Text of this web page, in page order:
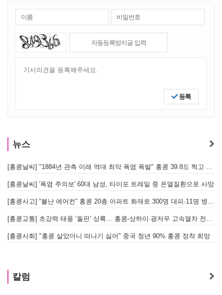
등록
뉴스
[홍콩날씨] "1884년 관측 이래 역대 최악 폭염 폭발" 홍콩 39.8도 찍고 역대 최고 기록 경신
[홍콩날씨] '폭염 주의보' 60대 남성, 타이포 트레일 중 온열질환으로 사망
[홍콩사고] “불난 에어컨” 홍콩 20층 아파트 화재로 300명 대피·11명 병원 이송
[홍콩교통] 초강력 태풍 ‘돌핀’ 상륙… 홍콩-상하이·광저우 고속열차 전면 중단
[홍콩사회] "홍콩 살았더니 떠나기 싫어" 중국 청년 90% 홍콩 정착 희망
칼럼